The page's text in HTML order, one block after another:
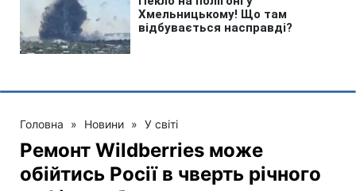
Головна » Новини » У світі
Ремонт Wildberries може
обійтись Росії в чверть річного